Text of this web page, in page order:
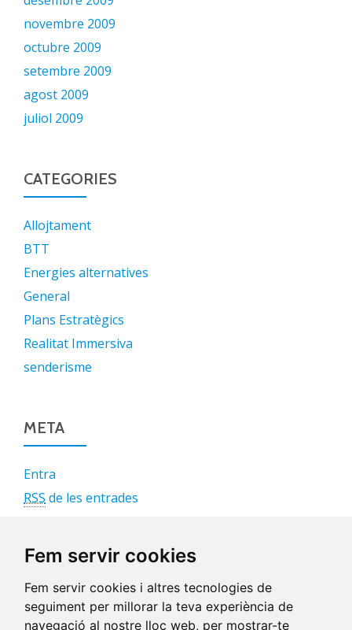
Fem servir cookies
Fem servir cookies i altres tecnologies de
seguiment per millorar la teva experiència de
navegació al nostre lloc web, per mostrar-te
novembre 2009
octubre 2009
setembre 2009
agost 2009
juliol 2009
CATEGORIES
Allojtament
BTT
Energies alternatives
General
Plans Estratègics
Realitat Immersiva
senderisme
META
Entra
RSS de les entrades
WordPress.org